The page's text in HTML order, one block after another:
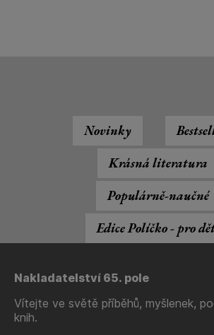
Novinky
Krásná literatura
Populárně-naučné
Edice Políčko - pro
Nakladatelství 65. pole
Vítejte ve světě příběhů, myšlenek,
knih.